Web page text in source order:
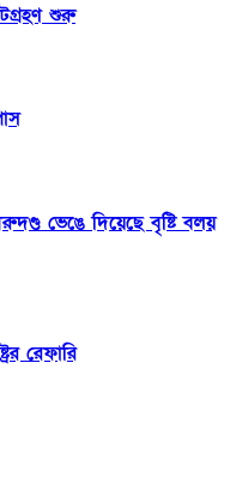
শুরু
ভেঙে দিয়েছে বৃষ্টি বলয়
রেফারি